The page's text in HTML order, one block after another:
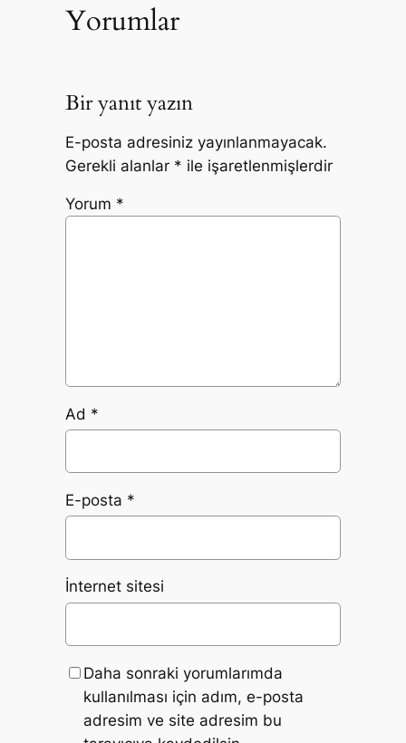
Yorumlar
Bir yanıt yazın
E-posta adresiniz yayınlanmayacak.
Gerekli alanlar * ile işaretlenmişlerdir
Yorum *
Ad *
E-posta *
İnternet sitesi
Daha sonraki yorumlarımda
kullanılması için adım, e-posta
adresim ve site adresim bu